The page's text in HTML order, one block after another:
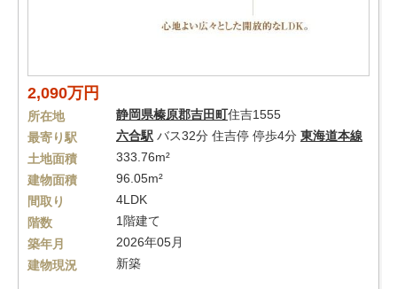
2,090万円
所在地 静岡県榛原郡吉田町住吉1555
最寄り駅
六合駅 バス32分 住吉停 停歩4分 東海道本線
土地面積
333.76m²
建物面積
96.05m²
間取り
4LDK
階数
1階建て
築年月
2026年05月
建物現況
新築